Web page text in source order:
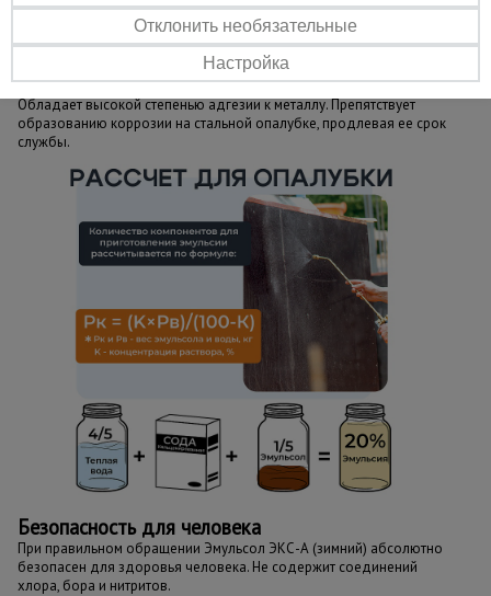
Применение Эмульсола ЭКС-А (зимний) не вызывает появления
дефектов и пятен на поверхностях готовых
железобетонных изделий.
Защита поверхностей
Обладает высокой степенью адгезии к металлу. Препятствует
образованию коррозии на стальной опалубке, продлевая ее срок
службы.
Безопасностьдля человека
При правильном обращении Эмульсол ЭКС-А (зимний) абсолютно
безопасен для здоровья человека. Не содержит соединений
хлора, бора и нитритов.
Отклонить необязательные
Настройка